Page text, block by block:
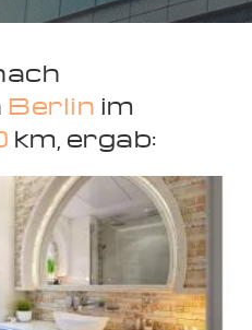
Berlin im
km, ergab: